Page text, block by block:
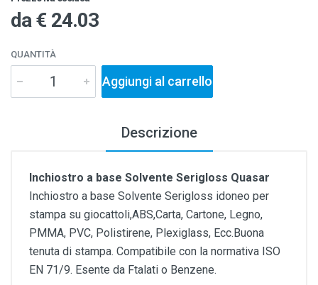
da€ 24.03
QUANTITÀ
Aggiungi al carrello
Descrizione
Inchiostro a base Solvente Serigloss Quasar
Inchiostro a base Solvente Serigloss idoneo per
stampa su giocattoli,ABS,Carta, Cartone, Legno,
PMMA, PVC, Polistirene, Plexiglass, Ecc.Buona
tenuta di stampa. Compatibile con la normativa ISO
EN 71/9. Esente da Ftalati o Benzene.